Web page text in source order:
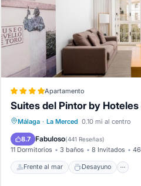
Apartamento
Suites del Pintor by
Málaga · La Merced 0.10 mi al centro
8.7 Fabuloso(441 Reseñas)
11 Dormitorios 3 baños 8 Invitados
Frente al mar Desayuno
Frente al mar
Desayuno
Aparcamiento